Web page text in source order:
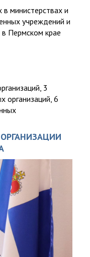
министерствах и
учреждений и
Пермском крае
3
организаций, 6